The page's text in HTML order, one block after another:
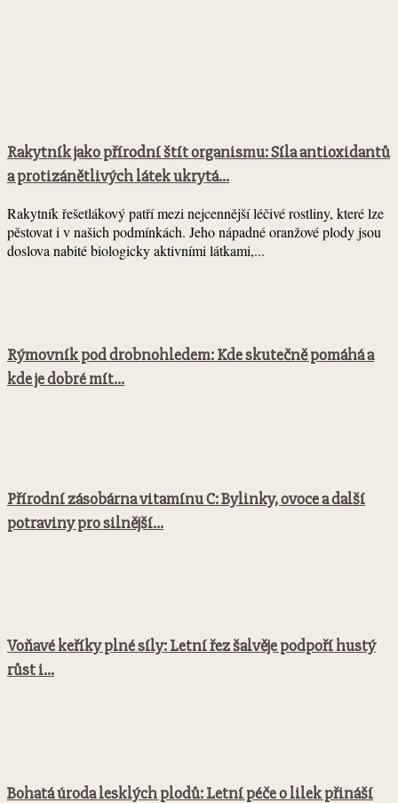
Rakytník jako přírodní štít organismu: Síla antioxidantů
a protizánětlivých látek ukrytá...
Rakytník řešetlákový patří mezi nejcennější léčivé rostliny, které lze
pěstovat i v našich podmínkách. Jeho nápadné oranžové plody jsou
doslova nabité biologicky aktivními látkami,...
Rýmovník pod drobnohledem: Kde skutečně pomáhá a
kde je dobré mít...
Přírodní zásobárna vitamínu C: Bylinky, ovoce a další
potraviny pro silnější...
Voňavé keříky plné síly: Letní řez šalvěje podpoří hustý
růst i...
Bohatá úroda lesklých plodů: Letní péče o lilek přináší